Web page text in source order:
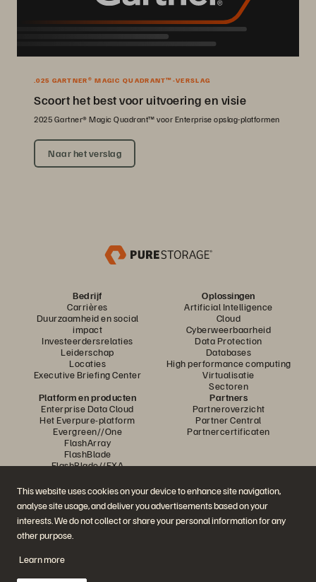
This website uses cookies on your device to enhance site navigation,
analyse site usage, and deliver you advertisements based on your
interests. We do not collect or share your personal information for any
other purpose.
Learn more
.025 GARTNER® MAGIC QUADRANT™-VERSLAG
Scoort het best voor uitvoering en visie
2025 Gartner® Magic Quadrant™ voor Enterprise opslag-platformen
Naar het verslag
Bedrijf
Carrières
Duurzaamheid en social
impact
Investeerdersrelaties
Leiderschap
Locaties
Executive Briefing Center
Oplossingen
Artificial Intelligence
Cloud
Cyberweerbaarheid
Data Protection
Databases
High performance computing
Virtualisatie
Sectoren
Platform en producten
Enterprise Data Cloud
Het Everpure-platform
Evergreen//One
FlashArray
FlashBlade
FlashBlade//EXA
Portworx
Partners
Partneroverzicht
Partner Central
Partnercertificaten
Demos
Evenementen en webinars
Productaankondigingen
Klantervaringen
Klantencommunity
Neem contact met ons op
Contact Sales
Chat met Sales